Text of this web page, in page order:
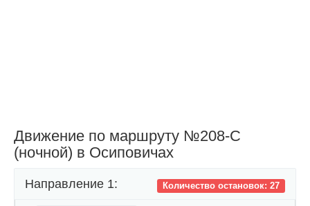
Движение по маршруту №208-С
(ночной) в Осиповичах
Количество остановок: 27
Направление 1: